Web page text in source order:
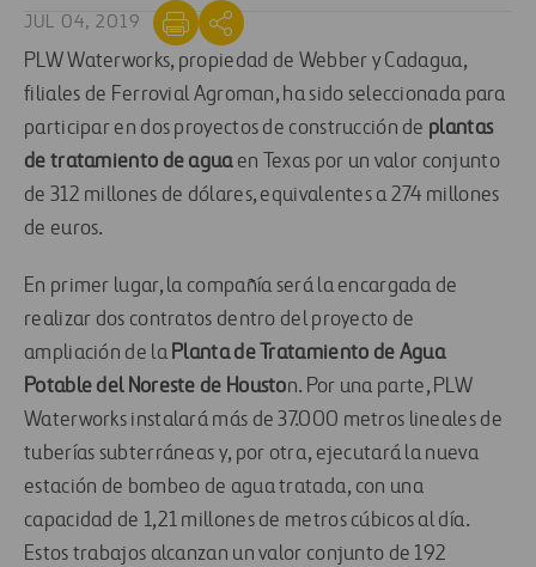
JUL 04, 2019
PLW Waterworks, propiedad de Webber y Cadagua,
filiales de Ferrovial Agroman, ha sido seleccionada para
participar en dos proyectos de construcción de plantas
de tratamiento de aguaen Texas por un valor conjunto
de 312 millones de dólares, equivalentes a 274 millones
de euros.
En primer lugar, la compañía será la encargada de
realizar dos contratos dentro del proyecto de
ampliación de la Planta de Tratamiento de Agua
Potable del Noreste de Houston. Por una parte, PLW
Waterworks instalará más de 37.000 metros lineales de
tuberías subterráneas y, por otra, ejecutará la nueva
estación de bombeo de agua tratada, con una
capacidad de 1,21 millones de metros cúbicos al día.
Estos trabajos alcanzan un valor conjunto de 192